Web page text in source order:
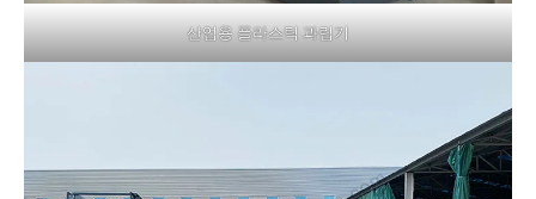
산업용 플라스틱 과립기